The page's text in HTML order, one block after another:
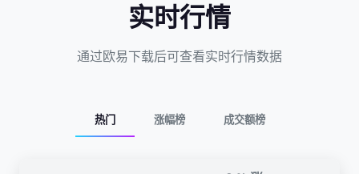
实时行情
通过欧易下载后可查看实时行情数据
热门 涨幅榜 成交额榜